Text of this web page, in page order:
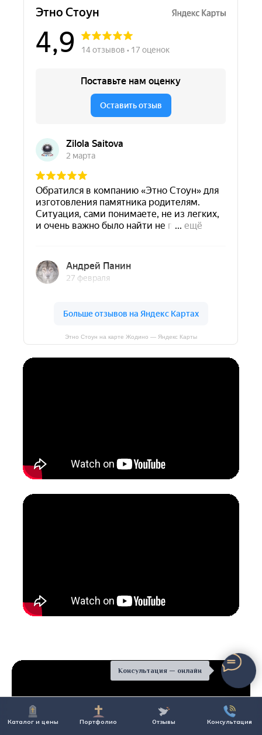
Каталог и цены Портфолио Отзывы Консультация
Консультация — онлайн
Этно Стоун на карте Жодино — Яндекс Карты